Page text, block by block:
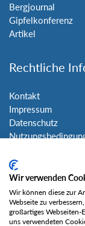
Bergjournal
Gipfelkonferenz
Artikel
Rechtliche
Kontakt
Impressum
Datenschutz
Social Media
Wir verwenden
Wir können diese zur
Webseite zu
großartiges
uns verwendeten